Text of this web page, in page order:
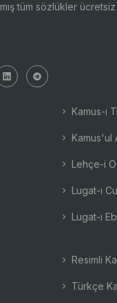
tüm sözlükler
Kamus-ı
Kamus'ul
Lehçe-i
Lugat-ı
Lugat-ı
Resimli
Türkçe